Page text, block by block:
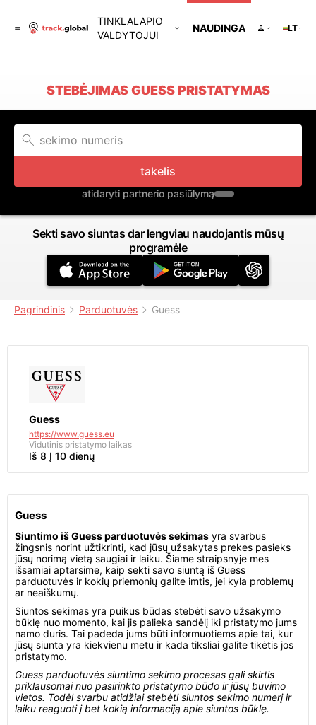
TINKLALAPIO
VALDYTOJUI
NAUDINGA LT
STEBĖJIMAS GUESS PRISTATYMAS
takelis
atidaryti partnerio pasiūlymą
Sekti savo siuntas dar lengviau naudojantis mūsų
programėle
Pagrindinis Parduotuvės Guess
Guess
https://www.guess.eu
Vidutinis pristatymo laikas
Iš 8 Į 10 dienų
Guess
Siuntimo iš Guess parduotuvės sekimas yra svarbus
žingsnis norint užtikrinti, kad jūsų užsakytas prekes pasieks
jūsų norimą vietą saugiai ir laiku. Šiame straipsnyje mes
išsamiai aptarsime, kaip sekti savo siuntą iš Guess
parduotuvės ir kokių priemonių galite imtis, jei kyla problemų
ar neaiškumų.
Siuntos sekimas yra puikus būdas stebėti savo užsakymo
būklę nuo momento, kai jis palieka sandėlį iki pristatymo jums
namo duris. Tai padeda jums būti informuotiems apie tai, kur
jūsų siunta yra kiekvienu metu ir kada tiksliai galite tikėtis jos
pristatymo.
Guess parduotuvės siuntimo sekimo procesas gali skirtis
priklausomai nuo pasirinkto pristatymo būdo ir jūsų buvimo
vietos. Todėl svarbu atidžiai stebėti siuntos sekimo numerį ir
laiku reaguoti į bet kokią informaciją apie siuntos būklę.